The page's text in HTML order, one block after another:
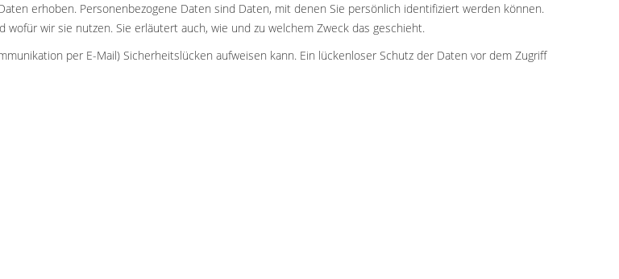
erhoben. Personenbezogene Daten sind Daten, mit denen Sie persönlich identifiziert werden können.
wir sie nutzen. Sie erläutert auch, wie und zu welchem Zweck das geschieht.
per E-Mail) Sicherheitslücken aufweisen kann. Ein lückenloser Schutz der Daten vor dem Zugriff